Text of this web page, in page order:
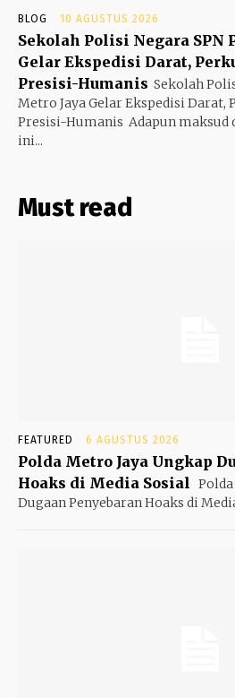
BLOG 10 AGUSTUS 2026
Sekolah Polisi Negara SPN
Gelar Ekspedisi Darat,
Presisi-Humanis Sekolah
Metro Jaya Gelar Ekspedisi
Presisi-Humanis ‎ ‎Adapun maksud
ini...
Must read
FEATURED 6 AGUSTUS 2026
Polda Metro Jaya Ungkap
Hoaks di Media Sosial
Dugaan Penyebaran Hoaks di